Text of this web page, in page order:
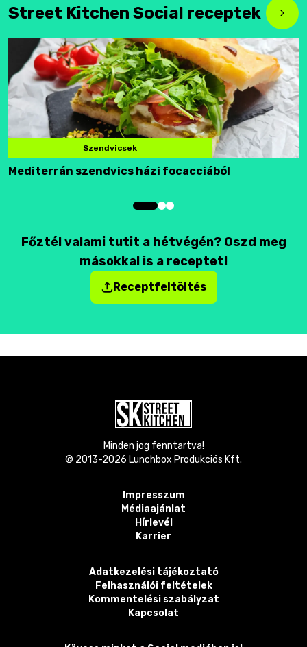
Street Kitchen Social receptek
Szendvicsek
Mediterrán szendvics házi focacciából
Főztél valami tutit a hétvégén? Oszd meg
másokkal is a receptet!
Receptfeltöltés
Minden jog fenntartva!
© 2013-2026 Lunchbox Produkciós Kft.
Impresszum
Médiaajánlat
Hírlevél
Karrier
Adatkezelési tájékoztató
Felhasználói feltételek
Kommentelési szabályzat
Kapcsolat